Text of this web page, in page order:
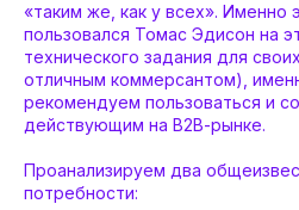
«таким же, как у всех». Именно
пользовался Томас Эдисон на
технического задания для
отличным коммерсантом),
рекомендуем пользоваться и
действующим на В2В-рынке.
Проанализируем два
потребности: